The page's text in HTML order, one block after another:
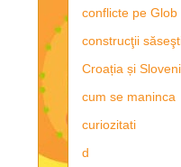
conflicte pe Glob
construcţii
Croația și
cum se maninca
curiozitati
d